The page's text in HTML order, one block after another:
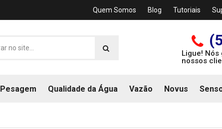
Quem Somos Blog Tutoriais
Ligue!
nossos
Pesagem Qualidade da Água Vazão Novus